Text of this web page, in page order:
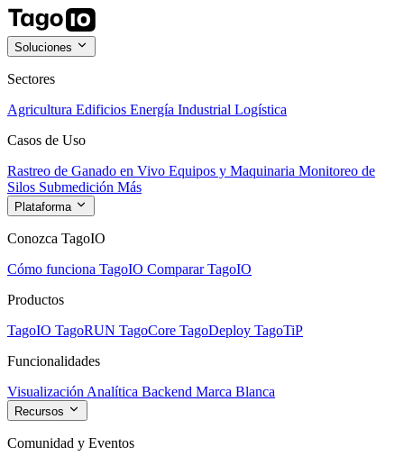
Soluciones
Sectores
Agricultura Edificios Energía Industrial Logística
Casos de Uso
Rastreo de Ganado en Vivo Equipos y Maquinaria Monitoreo de
Silos Submedición Más
Plataforma
Conozca TagoIO
Cómo funciona TagoIO Comparar TagoIO
Productos
TagoIO TagoRUN TagoCore TagoDeploy TagoTiP
Funcionalidades
Visualización Analítica Backend Marca Blanca
Recursos
Comunidad y Eventos